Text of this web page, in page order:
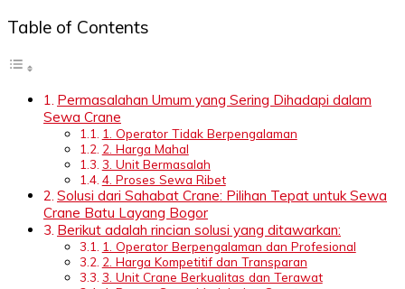
Table of Contents
Permasalahan Umum yang Sering Dihadapi dalam
Sewa Crane
1. Operator Tidak Berpengalaman
2. Harga Mahal
3. Unit Bermasalah
4. Proses Sewa Ribet
Solusi dari Sahabat Crane: Pilihan Tepat untuk Sewa
Crane Batu Layang Bogor
Berikut adalah rincian solusi yang ditawarkan:
1. Operator Berpengalaman dan Profesional
2. Harga Kompetitif dan Transparan
3. Unit Crane Berkualitas dan Terawat